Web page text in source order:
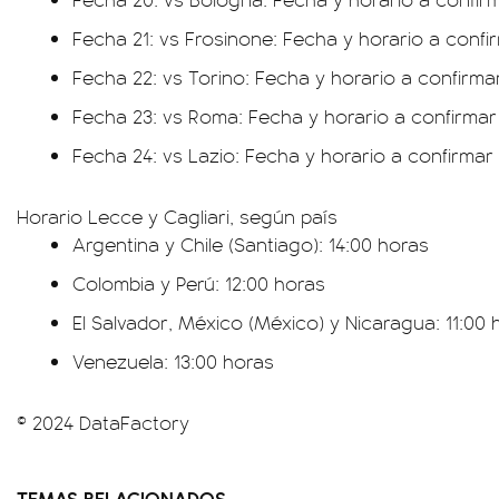
Fecha 21: vs Frosinone: Fecha y horario a
Fecha 22: vs Torino: Fecha y horario a
Fecha 23: vs Roma: Fecha y horario a confirmar
Fecha 24: vs Lazio: Fecha y horario a confirmar
Horario Lecce y Cagliari, según país
Argentina y Chile (Santiago): 14:00 horas
Colombia y Perú: 12:00 horas
El Salvador, México (México) y Nicaragua: 11:00
Venezuela: 13:00 horas
© 2024 DataFactory